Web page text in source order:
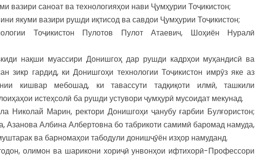
вазири саноат ва технологияҳои нави Ҷумҳурии Тоҷикистон;
якуми вазири рушди иқтисод ва савдои Ҷумҳурии Тоҷикистон;
Тоҷикистон Пулотов Пулот Атаевич, Шоҳиён Нуралӣ
нақши муассири Донишгоҳ дар рушди кадрҳои муҳандисӣ ва
зикр гардид, ки Донишгоҳи технологии Тоҷикистон имрӯз яке аз
кишвар мебошад, ки тавассути тадқиқоти илмӣ, ташкили
истеҳсолӣ ба рушди устувори ҷумҳурӣ мусоидат мекунад.
Николай Марин, ректори Донишгоҳи ҷанубу ғарбии Булғористон;
Азанова Албина Албертовна бо табрикоти самимӣ баромад намуда,
ва барномаҳои табодули донишҷӯён изҳор намуданд.
олимон ва шарикони хориҷӣ унвонҳои ифтихорӣ-Профессори